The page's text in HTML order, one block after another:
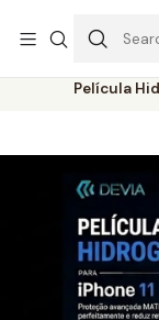
Película